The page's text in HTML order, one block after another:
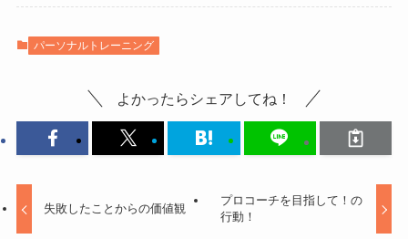
パーソナルトレーニング
よかったらシェアしてね！
失敗したことからの価値観
プロコーチを目指して！の
行動！